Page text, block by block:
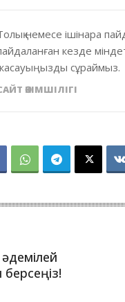
немесе ішінара
кезде
сұраймыз.
ӘКІМШІЛІГІ